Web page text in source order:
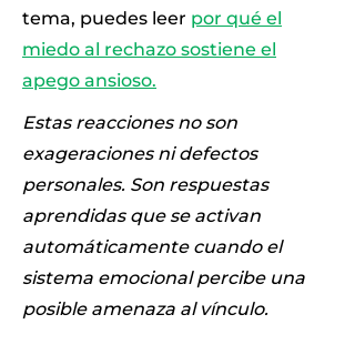
tema, puedes leer por qué el
miedo al rechazo sostiene el
apego ansioso.
Estas reacciones no son
exageraciones ni defectos
personales. Son respuestas
aprendidas que se activan
automáticamente cuando el
sistema emocional percibe una
posible amenaza al vínculo.